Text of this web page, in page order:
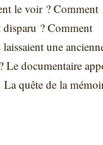
le voir ? Comment
? Comment
une
Le documentaire
quête de la